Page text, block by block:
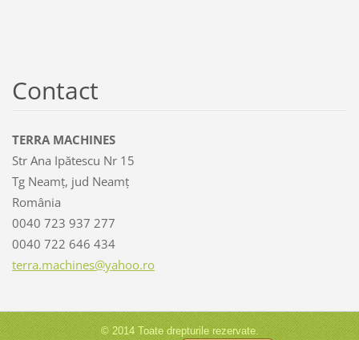
Contact
TERRA MACHINES
Str Ana Ipătescu Nr 15
Tg Neamț, jud Neamț
România
0040 723 937 277
0040 722 646 434
terra.machines@yahoo.ro
© 2014 Toate drepturile rezervate.